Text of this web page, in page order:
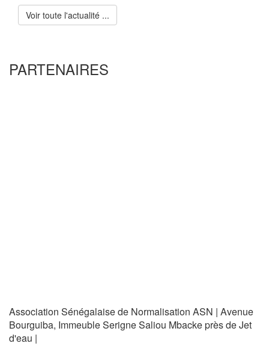
Voir toute l'actualité ...
PARTENAIRES
Association Sénégalaise de Normalisation ASN | Avenue
Bourguiba, Immeuble Serigne Saliou Mbacke près de Jet
d'eau |